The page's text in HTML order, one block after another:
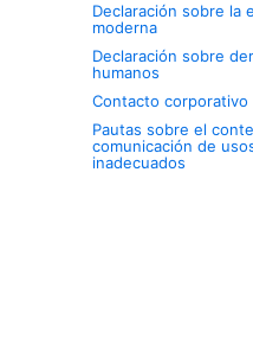
Declaración sobre la
moderna
Declaración sobre
humanos
Contacto corporativo
Pautas sobre el
comunicación de
inadecuados